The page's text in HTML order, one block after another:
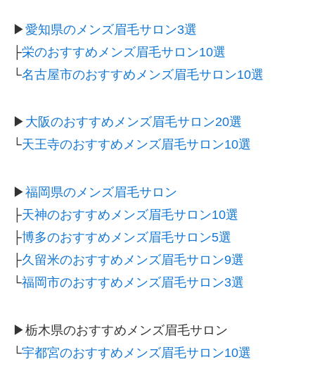
▶愛知県のメンズ眉毛サロン3選
├栄のおすすめメンズ眉毛サロン10選
└名古屋市のおすすめメンズ眉毛サロン10選
▶ 大阪のおすすめメンズ眉毛サロン20選
└天王寺のおすすめメンズ眉毛サロン10選
▶福岡県のメンズ眉毛サロン
├天神のおすすめメンズ眉毛サロン10選
├博多のおすすめメンズ眉毛サロン5選
├久留米のおすすめメンズ眉毛サロン9選
└福岡市のおすすめメンズ眉毛サロン3選
▶栃木県のおすすめメンズ眉毛サロン
└宇都宮のおすすめメンズ眉毛サロン10選